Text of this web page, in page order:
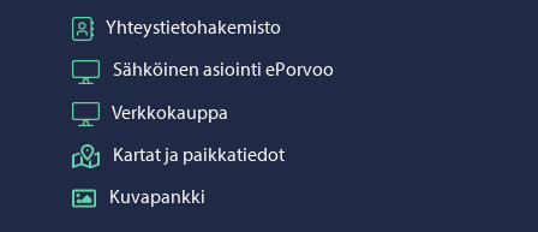
Yhteystietohakemisto
Sähköinen asiointi ePorvoo
Verkkokauppa
Kartat ja paikkatiedot
Kuvapankki